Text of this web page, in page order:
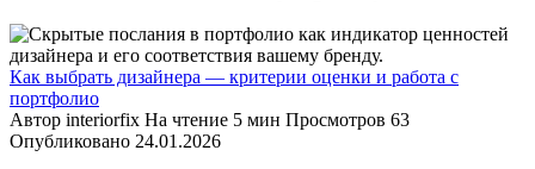
Как выбрать дизайнера — критерии оценки и работа с
портфолио
Автор interiorfix На чтение 5 мин Просмотров 63
Опубликовано 24.01.2026